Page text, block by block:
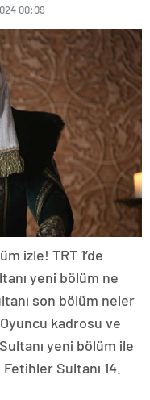
00:09
izle! TRT 1’de
yeni bölüm ne
son bölüm neler
kadrosu ve
yeni bölüm ile
Sultanı 14.